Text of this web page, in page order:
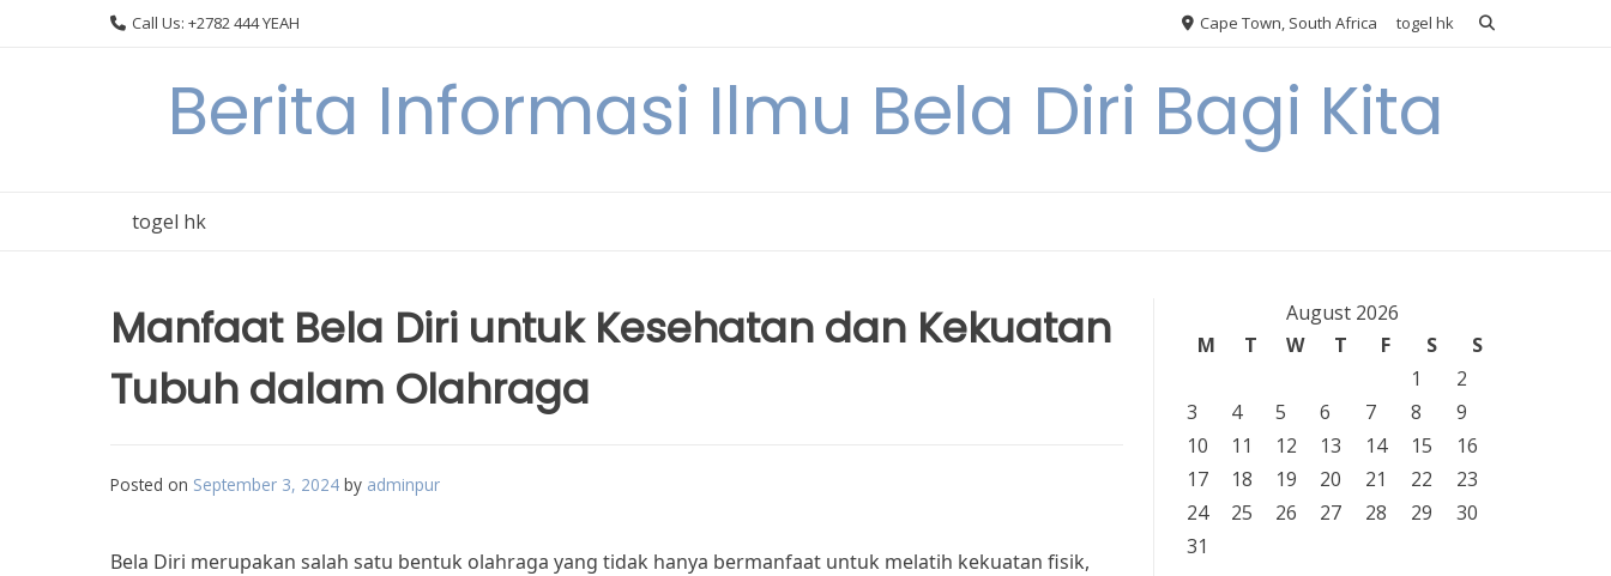
Call Us: +2782 444 YEAH Cape Town, South Africa togel hk
Berita Informasi Ilmu Bela Diri Bagi Kita
togel hk
Manfaat Bela Diri untuk Kesehatan dan Kekuatan
Tubuh dalam Olahraga
Posted on September 3, 2024 by adminpur
Bela Diri merupakan salah satu bentuk olahraga yang tidak hanya bermanfaat untuk melatih kekuatan fisik,
August 2026
M
T W T F S
S
1
2
3
4 5 6 7 8
9
10
11 12 13 14 15
16
17
18 19 20 21 22
23
24
25 26 27 28 29
30
31